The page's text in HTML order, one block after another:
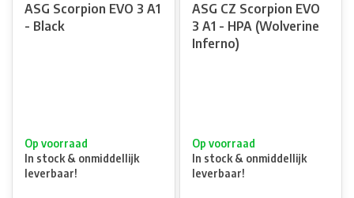
ASG Scorpion EVO 3 A1
- Black
Op voorraad
In stock & onmiddellijk
leverbaar!
ASG CZ Scorpion EVO
3 A1 - HPA (Wolverine
Inferno)
Op voorraad
In stock & onmiddellijk
leverbaar!